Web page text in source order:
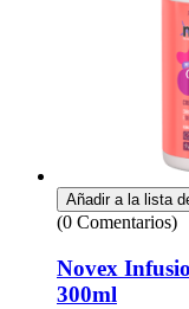
Añadir a la lista
(0 Comentarios)
Novex
300ml